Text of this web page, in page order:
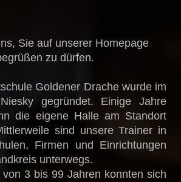
Sie auf unserer Homepage
zu dürfen.
Goldener Drache wurde im
gegründet. Einige Jahre
die eigene Halle am Standort
sind unsere Trainer in
Firmen und Einrichtungen
unterwegs.
3 bis 99 Jahren konnten sich